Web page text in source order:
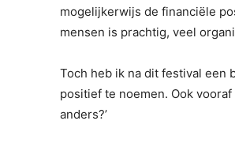
mogelijkerwijs de financiële
mensen is prachtig, veel
Toch heb ik na dit festival een
positief te noemen. Ook
anders?’